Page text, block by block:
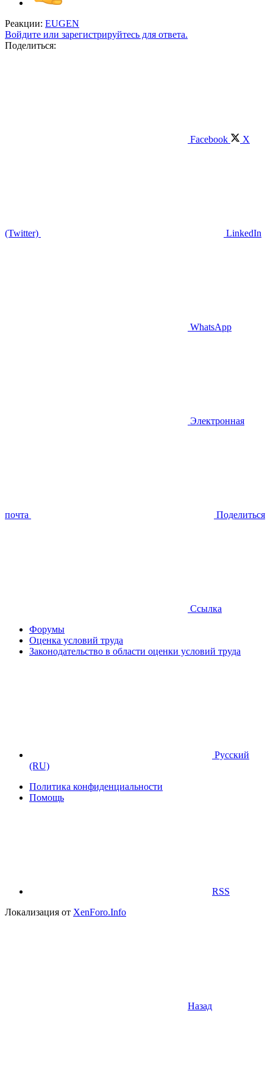
Реакции: EUGEN
Войдите или зарегистрируйтесь для ответа.
Поделиться:
Facebook X
(Twitter) LinkedIn
WhatsApp
Электронная
почта Поделиться
Ссылка
Форумы
Оценка условий труда
Законодательство в области оценки условий труда
Русский
(RU)
Политика конфиденциальности
Помощь
RSS
Локализация от XenForo.Info
Назад